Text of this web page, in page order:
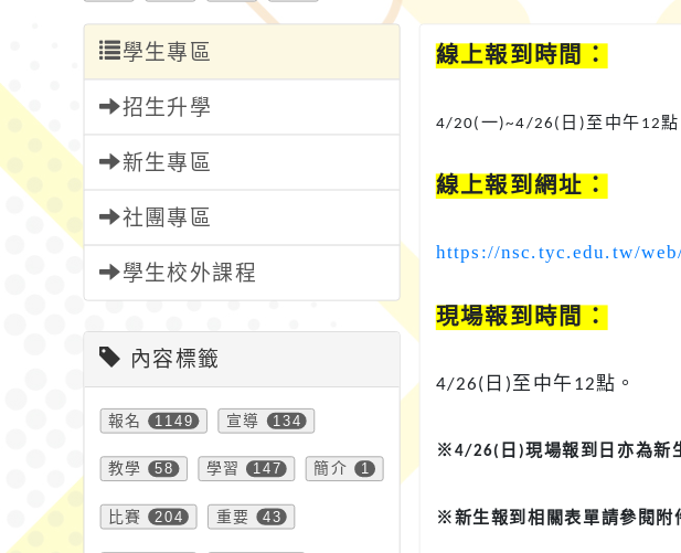
學生專區
招生升學
新生專區
社團專區
學生校外課程
內容標籤
報名 1149 宣導 134
教學 58 學習 147 簡介 1
比賽 204 重要 43
線上報到時間：
4/20(一)~4/26( 日 )至中午12點
線上報到網址：
https://nsc.tyc.edu.tw/
現場報到時間：
4/26( 日 )至中午 12點。
※4/26( 日 )現場報到日亦為新
※新生報到相關表單請參閱